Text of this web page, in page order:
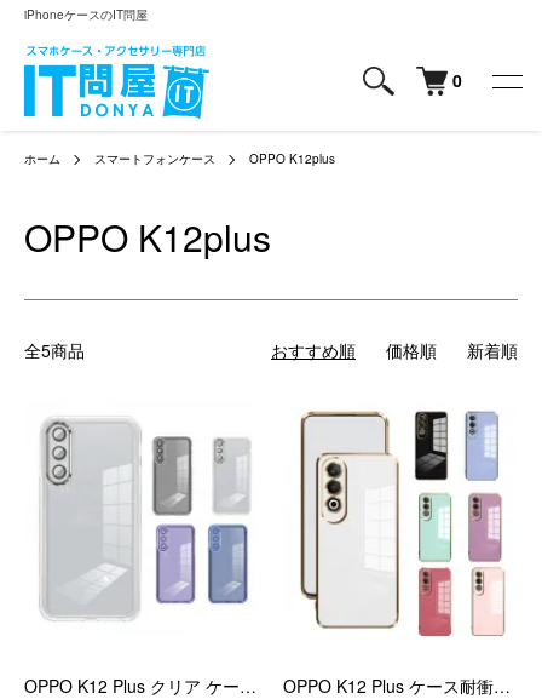
iPhoneケースのIT問屋
0
ホーム スマートフォンケース OPPO K12plus
OPPO K12plus
全5商品 おすすめ順 価格順 新着順
OPPO K12 Plus クリア ケース/カバー クリア 透明 TPU ソフトケース ストラップ穴 かわいい シンプル オッポ K12 プラス
OPPO K12 Plus ケース耐衝撃 カバー メッキ TPU ソフトケース ストラップ穴 かわいい シンプル 可愛い お洒落 オッポ K12 プラス